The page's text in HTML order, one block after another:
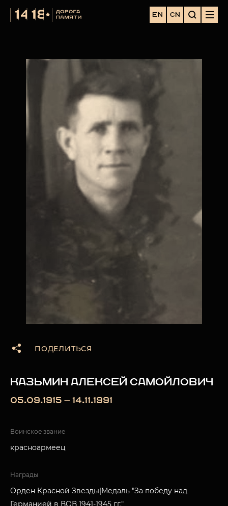
EN CN
ПОДЕЛИТЬСЯ
КАЗЬМИН АЛЕКСЕЙ САМОЙЛОВИЧ
05.09.1915 — 14.11.1991
Воинское звание
красноармеец
Награды
Орден Красной Звезды|Медаль "За победу над
Германией в ВОВ 1941-1945 гг."